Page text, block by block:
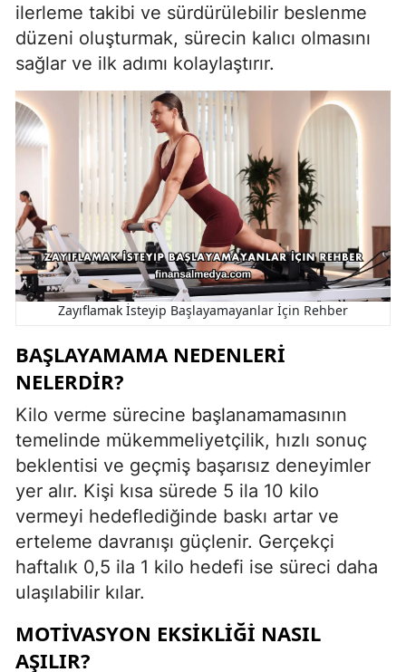
ilerleme takibi ve sürdürülebilir beslenme
düzeni oluşturmak, sürecin kalıcı olmasını
sağlar ve ilk adımı kolaylaştırır.
Zayıflamak İsteyip Başlayamayanlar İçin Rehber
BAŞLAYAMAMA NEDENLERI
NELERDIR?
Kilo verme sürecine başlanamamasının
temelinde mükemmeliyetçilik, hızlı sonuç
beklentisi ve geçmiş başarısız deneyimler
yer alır. Kişi kısa sürede 5 ila 10 kilo
vermeyi hedeflediğinde baskı artar ve
erteleme davranışı güçlenir. Gerçekçi
haftalık 0,5 ila 1 kilo hedefi ise süreci daha
ulaşılabilir kılar.
MOTIVASYON EKSIKLIĞI NASIL
AŞILIR?